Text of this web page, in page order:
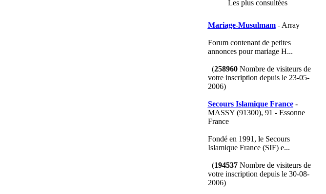
Les plus consultées
Mariage-Musulmam- Array
Forum contenant de petites
annonces pour mariage H...
(258960Nombre de visiteurs de
votre inscription depuis le 23-05-
2006)
Secours Islamique France-
MASSY (91300), 91 - Essonne
France
Fondé en 1991, le Secours
Islamique France (SIF) e...
(194537Nombre de visiteurs de
votre inscription depuis le 30-08-
2006)